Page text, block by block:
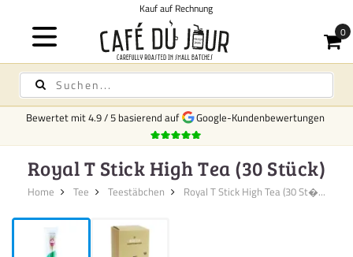
Bewertet mit4.9/5 basierend auf Google-Kundenbewertungen
Royal T Stick High Tea (30 Stück)
Home Tee Teestäbchen Royal T Stick High Tea (30 St�...